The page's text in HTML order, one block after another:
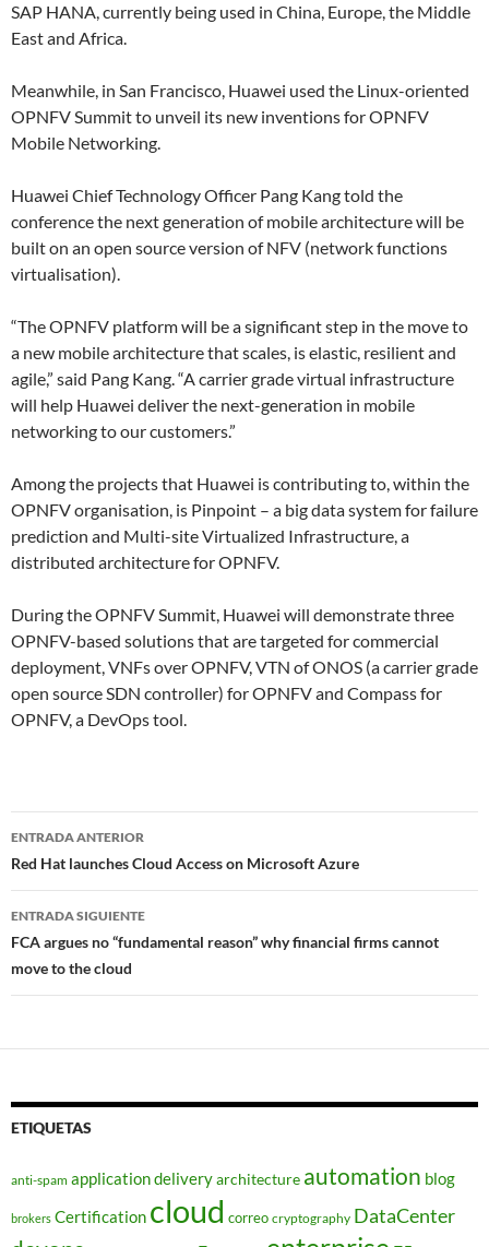
SAP HANA, currently being used in China, Europe, the Middle
East and Africa.
Meanwhile, in San Francisco, Huawei used the Linux-oriented
OPNFV Summit to unveil its new inventions for OPNFV
Mobile Networking.
Huawei Chief Technology Officer Pang Kang told the
conference the next generation of mobile architecture will be
built on an open source version of NFV (network functions
virtualisation).
“The OPNFV platform will be a significant step in the move to
a new mobile architecture that scales, is elastic, resilient and
agile,” said Pang Kang. “A carrier grade virtual infrastructure
will help Huawei deliver the next-generation in mobile
networking to our customers.”
Among the projects that Huawei is contributing to, within the
OPNFV organisation, is Pinpoint – a big data system for failure
prediction and Multi-site Virtualized Infrastructure, a
distributed architecture for OPNFV.
During the OPNFV Summit, Huawei will demonstrate three
OPNFV-based solutions that are targeted for commercial
deployment, VNFs over OPNFV, VTN of ONOS (a carrier grade
open source SDN controller) for OPNFV and Compass for
OPNFV, a DevOps tool.
Navegador
de
entradas
ENTRADA ANTERIOR
Red Hat launches Cloud Access on Microsoft Azure
ENTRADA SIGUIENTE
FCA argues no “fundamental reason” why financial firms cannot
move to the cloud
ETIQUETAS
anti-spam application deliveryarchitecture automation blog
brokers Certification cloud correo cryptography DataCenter